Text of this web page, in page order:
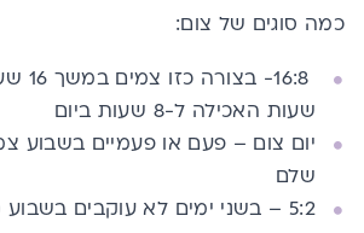
כמה סוגים של צום:
שעות האכילה ל-8 שעות ביום
יום צום – פעם או פעמיים בשבוע
שלם
5:2 – בשני ימים לא עוקבים